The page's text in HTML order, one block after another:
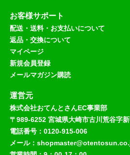
お客様サポート
配送・送料・お支払いについて
返品・交換について
マイページ
新規会員登録
メールマガジン購読
運営元
株式会社おてんとさんEC事業部
〒989-6252 宮城県大崎市古川荒谷字
電話番号：0120-915-006
メール：